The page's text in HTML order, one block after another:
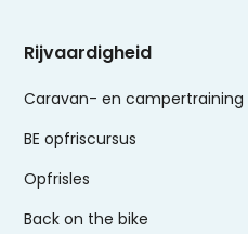
Rijvaardigheid
Caravan- en campertraining
BE opfriscursus
Opfrisles
Back on the bike